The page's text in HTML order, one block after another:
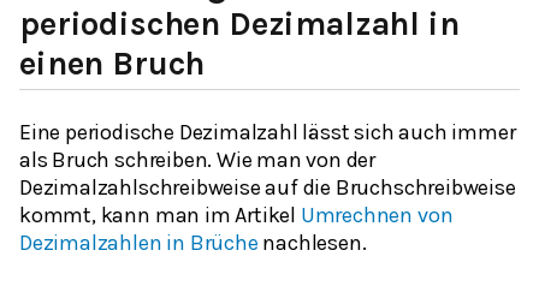
periodischen Dezimalzahl in
einen Bruch
Eine periodische Dezimalzahl lässt sich auch immer
als Bruch schreiben. Wie man von der
Dezimalzahlschreibweise auf die Bruchschreibweise
kommt, kann man im Artikel Umrechnen von
Dezimalzahlen in Brüche nachlesen.